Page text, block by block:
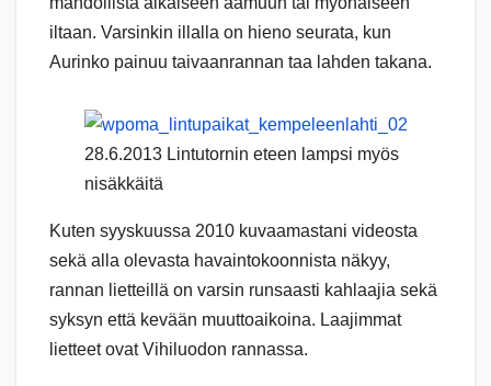
iltaan. Varsinkin illalla on hieno seurata, kun
Aurinko painuu taivaanrannan taa lahden takana.
28.6.2013 Lintutornin eteen lampsi myös
nisäkkäitä
Kuten syyskuussa 2010 kuvaamastani videosta
sekä alla olevasta havaintokoonnista näkyy,
rannan lietteillä on varsin runsaasti kahlaajia sekä
syksyn että kevään muuttoaikoina. Laajimmat
lietteet ovat Vihiluodon rannassa.